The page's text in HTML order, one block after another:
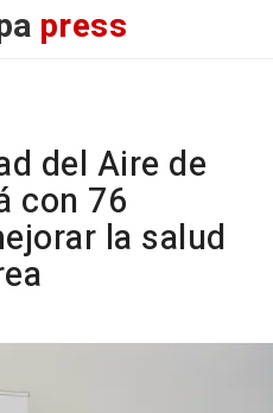
press
del Aire de
con 76
la salud